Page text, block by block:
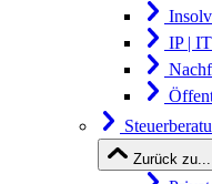
IP |
Zurück zu...